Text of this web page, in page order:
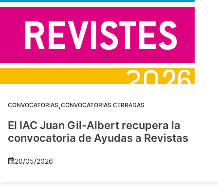
CONVOCATORIAS,CONVOCATORIAS CERRADAS
El IAC Juan Gil-Albert recupera la
convocatoria de Ayudas a Revistas
20/05/2026